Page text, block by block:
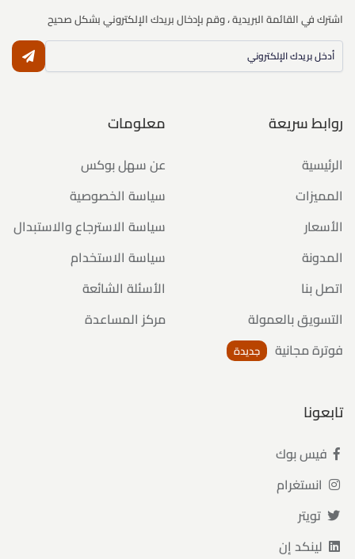
اشترك في القائمة البريدية ، وقم بإدخال بريدك الإلكتروني بشكل صحيح
روابط سريعة
الرئيسية
المميزات
الأسعار
المدونة
اتصل بنا
التسويق بالعمولة
فوترة مجانية
جديدة
معلومات
عن سهل بوكس
سياسة الخصوصية
سياسة الاسترجاع والاستبدال
سياسة الاستخدام
الأسئلة الشائعة
مركز المساعدة
تابعونا
فيس بوك
انستغرام
تويتر
لينكد إن